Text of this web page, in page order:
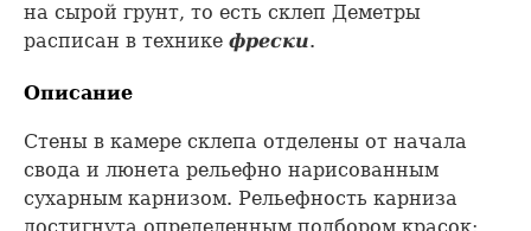
на сырой грунт, то есть склеп Деметры
расписан в технике фрески.
Описание
Стены в камере склепа отделены от начала
свода и люнета рельефно нарисованным
сухарным карнизом. Рельефность карниза